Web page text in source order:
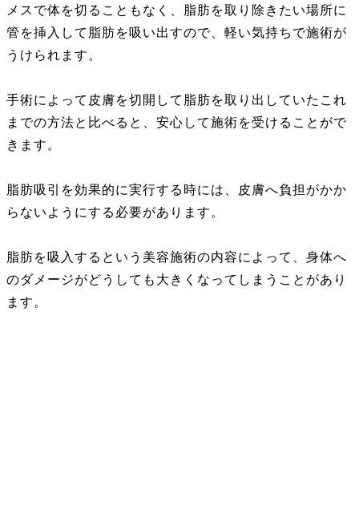
メスで体を切ることもなく、脂肪を取り除きたい場所に
管を挿入して脂肪を吸い出すので、軽い気持ちで施術が
うけられます。
手術によって皮膚を切開して脂肪を取り出していたこれ
までの方法と比べると、安心して施術を受けることがで
きます。
脂肪吸引を効果的に実行する時には、皮膚へ負担がかか
らないようにする必要があります。
脂肪を吸入するという美容施術の内容によって、身体へ
のダメージがどうしても大きくなってしまうことがあり
ます。